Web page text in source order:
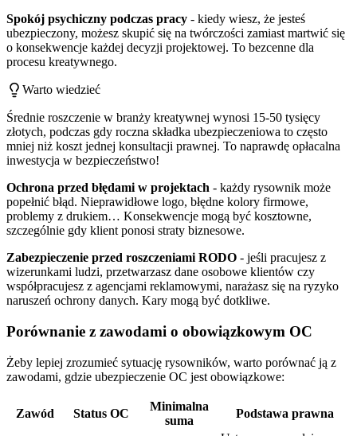
Spokój psychiczny podczas pracy - kiedy wiesz, że jesteś
ubezpieczony, możesz skupić się na twórczości zamiast martwić się
o konsekwencje każdej decyzji projektowej. To bezcenne dla
procesu kreatywnego.
Warto wiedzieć
Średnie roszczenie w branży kreatywnej wynosi 15-50 tysięcy
złotych, podczas gdy roczna składka ubezpieczeniowa to często
mniej niż koszt jednej konsultacji prawnej. To naprawdę opłacalna
inwestycja w bezpieczeństwo!
Ochrona przed błędami w projektach - każdy rysownik może
popełnić błąd. Nieprawidłowe logo, błędne kolory firmowe,
problemy z drukiem… Konsekwencje mogą być kosztowne,
szczególnie gdy klient ponosi straty biznesowe.
Zabezpieczenie przed roszczeniami RODO - jeśli pracujesz z
wizerunkami ludzi, przetwarzasz dane osobowe klientów czy
współpracujesz z agencjami reklamowymi, narażasz się na ryzyko
naruszeń ochrony danych. Kary mogą być dotkliwe.
Porównanie z zawodami o obowiązkowym OC
Żeby lepiej zrozumieć sytuację rysowników, warto porównać ją z
zawodami, gdzie ubezpieczenie OC jest obowiązkowe:
Zawód Status OC
Minimalna
suma
Podstawa prawna